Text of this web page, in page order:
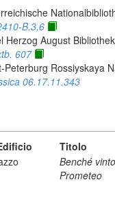
B.3,6
Herzog August
607
Peterburg Rossiyskaya
06.17.11.343
Titolo
Benché
Prometeo